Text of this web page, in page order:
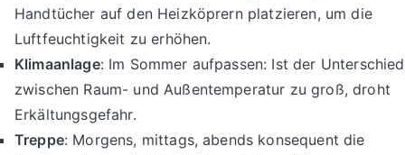
Handtücher auf den Heizköprern platzieren, um die
Luftfeuchtigkeit zu erhöhen.
Klimaanlage: Im Sommer aufpassen: Ist der Unterschied
zwischen Raum- und Außentemperatur zu groß, droht
Erkältungsgefahr.
Treppe: Morgens, mittags, abends konsequent die